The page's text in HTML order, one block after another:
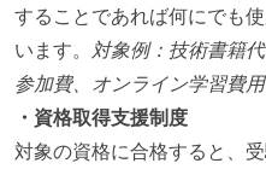
することであれば何にでも
います。 対象例：技術書籍
参加費、オンライン学習費
・資格取得支援制度
対象の資格に合格すると、